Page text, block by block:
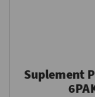
Suplement